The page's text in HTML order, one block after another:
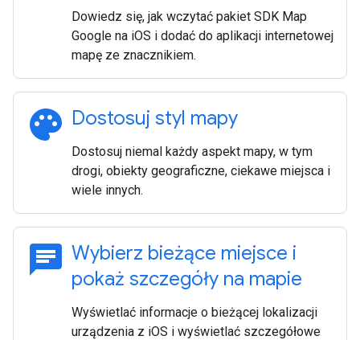
Dowiedz się, jak wczytać pakiet SDK Map
Google na iOS i dodać do aplikacji internetowej
mapę ze znacznikiem.
palette Dostosuj styl mapy
Dostosuj niemal każdy aspekt mapy, w tym
drogi, obiekty geograficzne, ciekawe miejsca i
wiele innych.
chat Wybierz bieżące miejsce i
pokaż szczegóły na mapie
Wyświetlać informacje o bieżącej lokalizacji
urządzenia z iOS i wyświetlać szczegółowe